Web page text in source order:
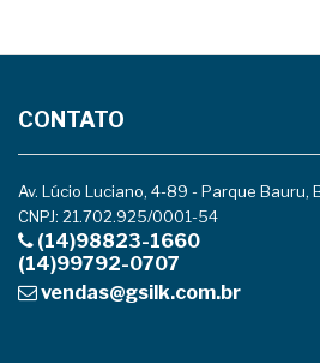
CONTATO
Av. Lúcio Luciano, 4-89 - Parque Bauru,
CNPJ: 21.702.925/0001-54
(14)98823-1660
(14)99792-0707
vendas@gsilk.com.br